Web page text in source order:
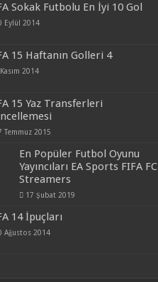
Sokak Futbolu En İyi 10 Gol
Eylül 2014
15 Haftanın Golleri 4
2014
15 Yaz Transferleri
Temmuz 2015
En Popüler Futbol Oyunu
Yayıncıları EA Sports FIFA FC
Streamers
17 Şubat 2019
14 İpuçları
Ağustos 2014